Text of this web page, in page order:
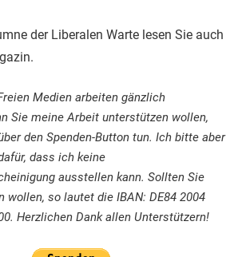
der Liberalen Warte lesen Sie auch
Medien arbeiten gänzlich
Sie meine Arbeit unterstützen wollen,
den Spenden-Button tun. Ich bitte aber
dass ich keine
ausstellen kann. Sollten Sie
wollen, so lautet die IBAN: DE84 2004
Herzlichen Dank allen Unterstützern!